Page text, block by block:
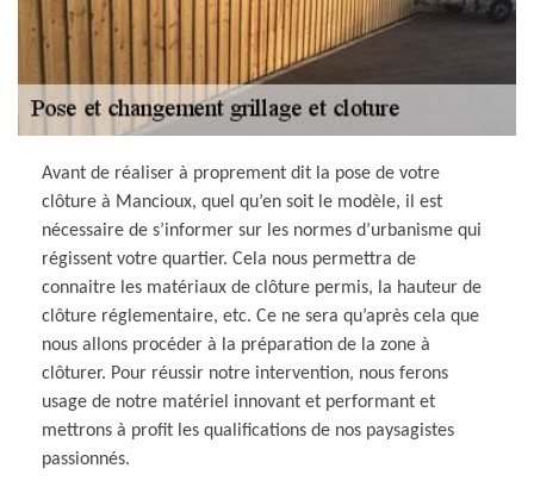
Avant de réaliser à proprement dit la pose de votre
clôture à Mancioux, quel qu’en soit le modèle, il est
nécessaire de s’informer sur les normes d’urbanisme qui
régissent votre quartier. Cela nous permettra de
connaitre les matériaux de clôture permis, la hauteur de
clôture réglementaire, etc. Ce ne sera qu’après cela que
nous allons procéder à la préparation de la zone à
clôturer. Pour réussir notre intervention, nous ferons
usage de notre matériel innovant et performant et
mettrons à profit les qualifications de nos paysagistes
passionnés.